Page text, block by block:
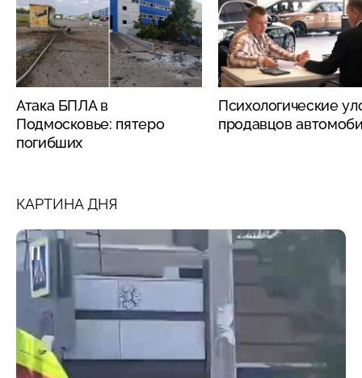
Атака БПЛА в
Подмосковье: пятеро
погибших
Психологические
продавцов
КАРТИНА ДНЯ